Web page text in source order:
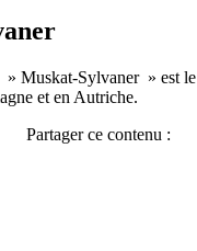
» Muskat-Sylvaner » est le
et en Autriche.
Partager ce contenu :